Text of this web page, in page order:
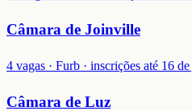
Câmara de Joinville
4 vagas · Furb · inscrições até 16
Câmara de Luz